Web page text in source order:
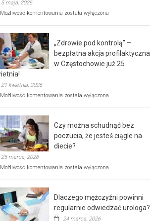
5 maja, 2026
Możliwość komentowania Rusza
rehabilitacji
dla
seniorów!
została wyłączona
„Zdrowie pod kontrolą” –
bezpłatna akcja profilaktyczna
w Częstochowie już 25
21 kwietnia, 2026
Możliwość komentowania „Zdrowie
bezpłatna
akcja
profilaktyczna
w
już
kwietnia!
została wyłączona
Czy można schudnąć bez
poczucia, że jesteś ciągle na
diecie?
25 marca, 2026
Możliwość komentowania Czy
poczucia,
że
została wyłączona
Dlaczego mężczyźni powinni
regularnie odwiedzać urologa?
24 marca, 2026